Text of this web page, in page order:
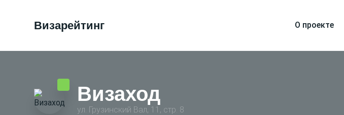
Визарейтинг О проекте
Визаход
ул. Грузинский Вал, 11, стр. 8